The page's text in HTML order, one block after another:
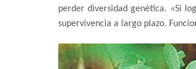
perder diversidad genética. «Si
supervivencia a largo plazo.